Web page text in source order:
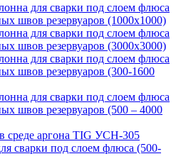
для сварки под слоем флюса
швов резервуаров (1000х1000)
для сварки под слоем флюса
швов резервуаров (3000х3000)
для сварки под слоем флюса
швов резервуаров (300-1600
для сварки под слоем флюса
швов резервуаров (500 – 4000
среде аргона TIG УСН-305
сварки под слоем флюса (500-